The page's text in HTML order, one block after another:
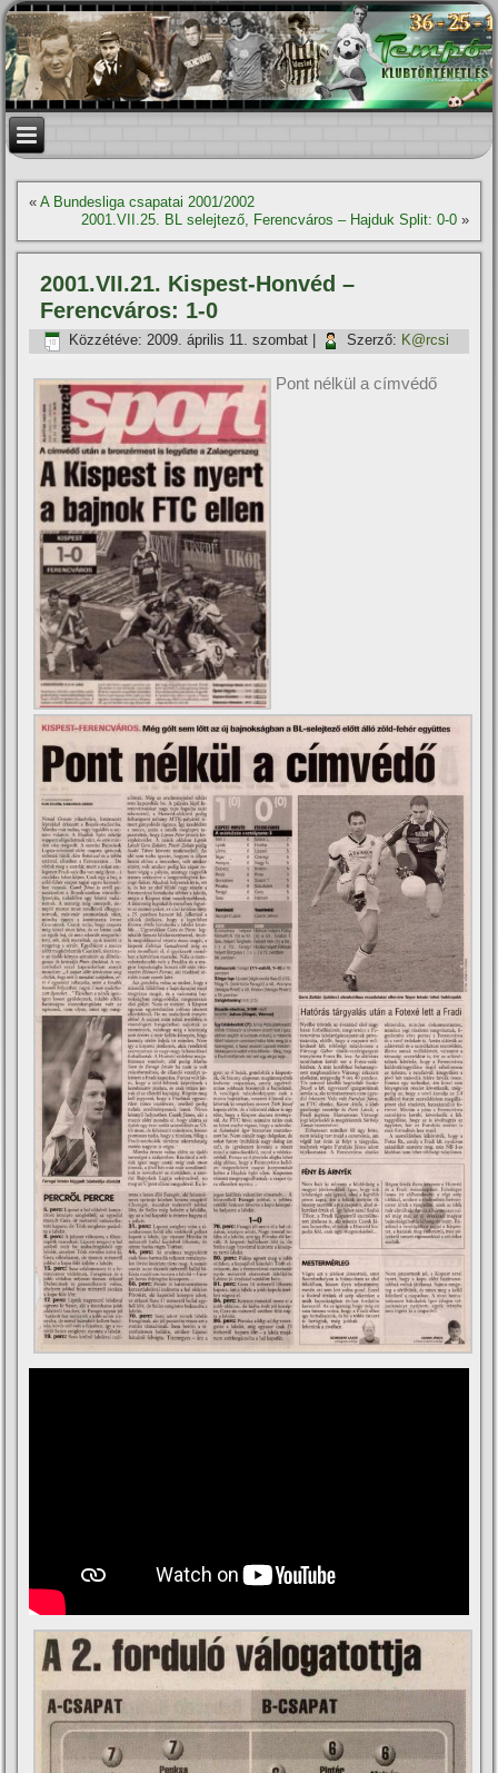
«A Bundesliga csapatai 2001/2002
2001.VII.25. BL selejtező, Ferencváros – Hajduk Split: 0-0»
2001.VII.21. Kispest-Honvéd –
Ferencváros: 1-0
Közzétéve: 2009. április 11. szombat Szerző: K@rcsi
Pont nélkül a címvédő